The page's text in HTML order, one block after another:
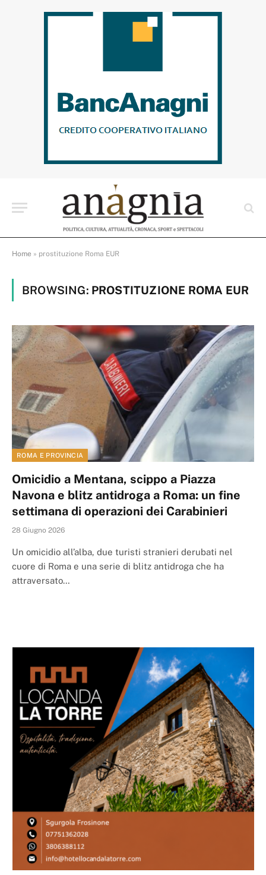
Home » prostituzione Roma EUR
BROWSING: PROSTITUZIONE ROMA EUR
ROMA E PROVINCIA
Omicidio a Mentana, scippo a Piazza
Navona e blitz antidroga a Roma: un fine
settimana di operazioni dei Carabinieri
28 Giugno 2026
Un omicidio all’alba, due turisti stranieri derubati nel
cuore di Roma e una serie di blitz antidroga che ha
attraversato…